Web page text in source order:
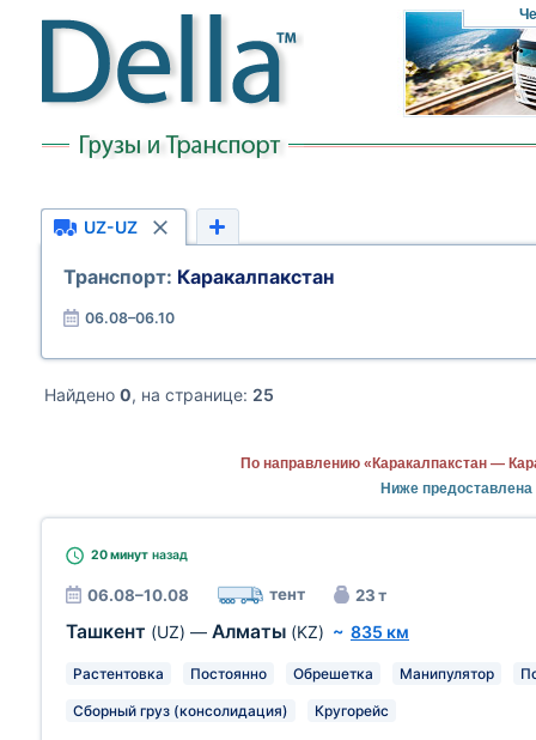
UZ-UZ
Транспорт: Каракалпакстан
06.08–06.10
Найдено 0, на странице: 25
По направлению «Каракалпакстан —
Ниже
20 минут назад
06.08–10.08 тент 23 т
Ташкент (UZ) — Алматы (KZ) ~ 835 км
Растентовка Постоянно Обрешетка Манипулятор
Сборный груз (консолидация) Кругорейс